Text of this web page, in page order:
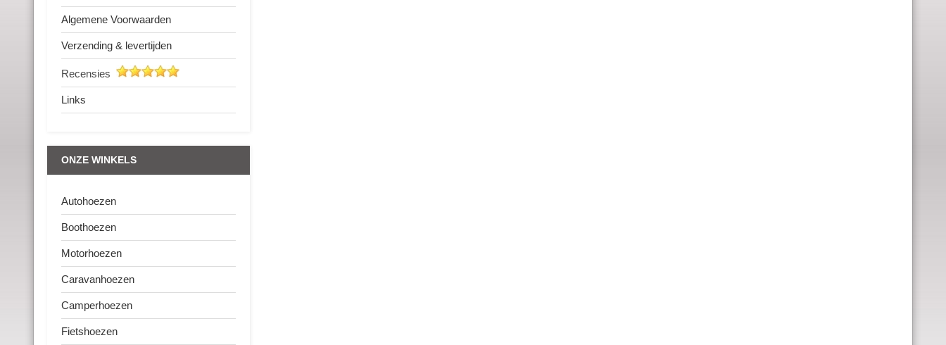
Algemene Voorwaarden
Verzending & levertijden
Recensies
Links
ONZE WINKELS
Autohoezen
Boothoezen
Motorhoezen
Caravanhoezen
Camperhoezen
Fietshoezen